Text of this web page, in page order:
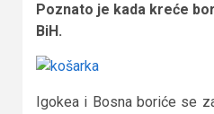
Poznato je kada kreće
BiH.
Igokea i Bosna boriće se